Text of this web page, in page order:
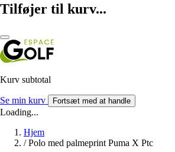
Tilføjer til kurv...
Kurv subtotal
Se min kurv Fortsæt med at handle
Loading...
Hjem
/ Polo med palmeprint Puma X Ptc